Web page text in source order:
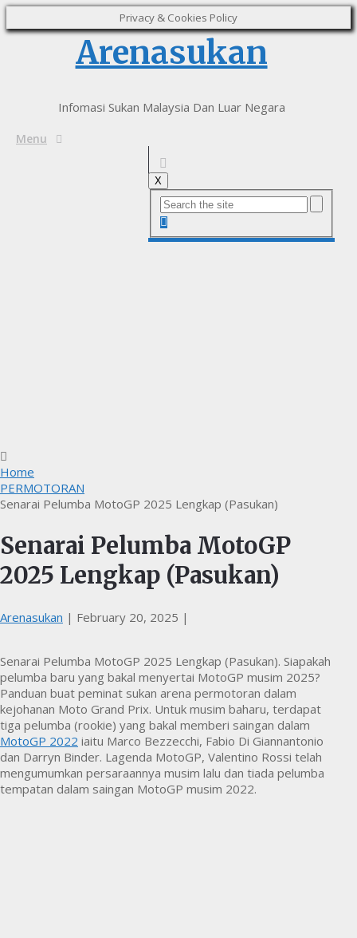
Arenasukan
Infomasi Sukan Malaysia Dan Luar Negara
Menu
X
Home
PERMOTORAN
Senarai Pelumba MotoGP 2025 Lengkap (Pasukan)
Senarai Pelumba MotoGP
2025 Lengkap (Pasukan)
Arenasukan | February 20, 2025 |
Senarai Pelumba MotoGP 2025 Lengkap (Pasukan). Siapakah
pelumba baru yang bakal menyertai MotoGP musim 2025?
Panduan buat peminat sukan arena permotoran dalam
kejohanan Moto Grand Prix. Untuk musim baharu, terdapat
tiga pelumba (rookie) yang bakal memberi saingan dalam
MotoGP 2022 iaitu Marco Bezzecchi, Fabio Di Giannantonio
dan Darryn Binder. Lagenda MotoGP, Valentino Rossi telah
mengumumkan persaraannya musim lalu dan tiada pelumba
tempatan dalam saingan MotoGP musim 2022.
Privacy & Cookies Policy